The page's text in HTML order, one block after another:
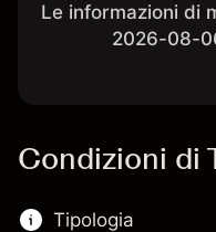
Le informazioni di
2026-08-
Condizioni di
Tipologia